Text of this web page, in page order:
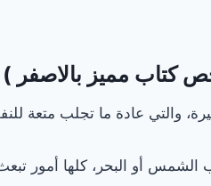
كتاب مميز بالاصفر )
والتي عادة ما تجلب متعة
الشمس أو البحر، كلها أمور